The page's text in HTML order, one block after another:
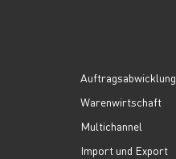
Auftragsabwicklung
Warenwirtschaft
Multichannel
Import und Export